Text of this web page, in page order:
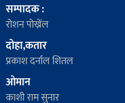
सम्पादक :
रोशन पोख्रेंल
दोहा,कतार
प्रकाश दर्नाल शितल
ओमान
काशी राम सुनार